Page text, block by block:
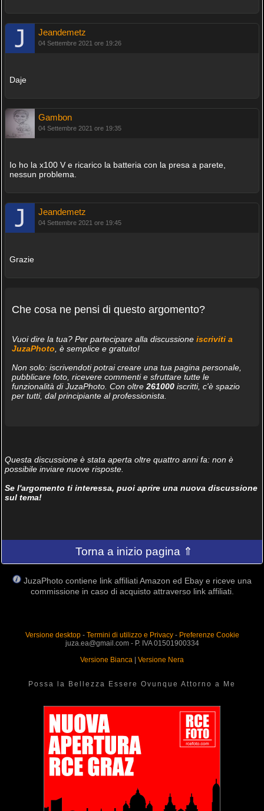
Jeandemetz
04 Settembre 2021 ore 19:26
Daje
Gambon
04 Settembre 2021 ore 19:35
Io ho la x100 V e ricarico la batteria con la presa a parete,
nessun problema.
Jeandemetz
04 Settembre 2021 ore 19:45
Grazie
Che cosa ne pensi di questo argomento?
Vuoi dire la tua? Per partecipare alla discussione iscriviti a
JuzaPhoto , è semplice e gratuito!
Non solo: iscrivendoti potrai creare una tua pagina personale,
pubblicare foto, ricevere commenti e sfruttare tutte le
funzionalità di JuzaPhoto. Con oltre 261000iscritti, c'è spazio
per tutti, dal principiante al professionista.
Questa discussione è stata aperta oltre quattro anni fa: non è
possibile inviare nuove risposte.
Se l'argomento ti interessa, puoi aprire una nuova discussione
sul tema!
Torna a inizio pagina ⇑
JuzaPhoto contiene link affiliati Amazon ed Ebay e riceve una
commissione in caso di acquisto attraverso link affiliati.
Versione desktop- Termini di utilizzo e Privacy- Preferenze Cookie
juza.ea@gmail.com - P. IVA 01501900334
Versione Bianca | Versione Nera
Possa la Bellezza Essere Ovunque Attorno a Me